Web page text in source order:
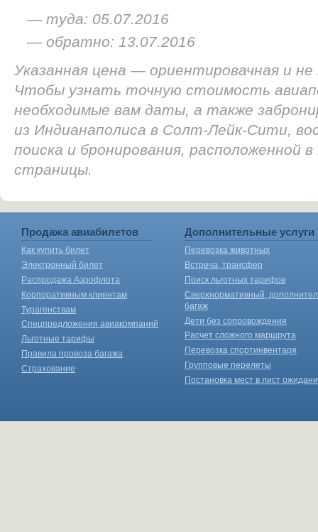
— туда: 05.07.2016
— обратно: 13.07.2016
Указанная цена — ориентировачная и
Чтобы узнать точную стоимость
необходимые вам даты, а также
из Индианаполиса в Солт-Лейк-Сити,
поиска и бронирования, расположенной
страницы.
Продажа авиабилетов
Как купить билет
Электронный билет
Распродажа Аэрофлота
Корпоративным клиентам
Турагенствам
Спецпредложения авиакомпаний
Льготные тарифы
Правила провоза багажа
Страхование
Дополнительные услуги
Перевозка животных
Встреча, трансфер
Поиск льготных тарифов
Сверхнормативный,
багаж
Дети без сопровождения
Расчет сложного маршрута
Перевозка спортинвентаря
Групповые перелеты
Постановка мест в лист